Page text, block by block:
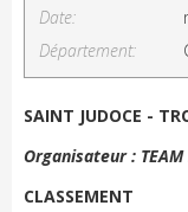
Date:
Département:
SAINT JUDOCE -
Organisateur : TEAM
CLASSEMENT